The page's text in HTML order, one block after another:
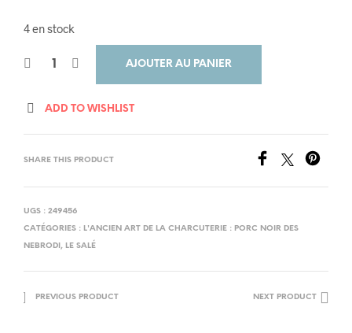
4 en stock
AJOUTER AU PANIER
ADD TO WISHLIST
SHARE THIS PRODUCT
UGS : 249456
CATÉGORIES : L'ANCIEN ART DE LA CHARCUTERIE : PORC NOIR DES
NEBRODI , LE SALÉ
PREVIOUS PRODUCT NEXT PRODUCT